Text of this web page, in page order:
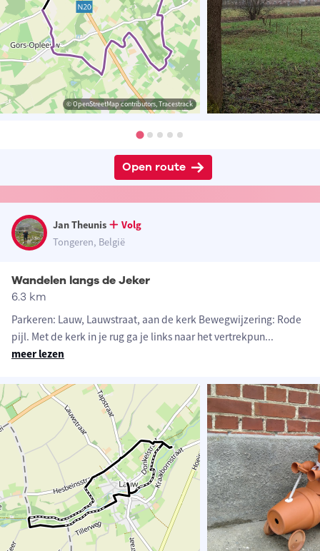
© OpenStreetMap contributors, Tracestrack
Open route
Jan Theunis
Volg
Tongeren, België
Wandelen langs de Jeker
6.3 km
Parkeren: Lauw, Lauwstraat, aan de kerk Bewegwijzering: Rode
pijl. Met de kerk in je rug ga je links naar het vertrekpun...
meer lezen